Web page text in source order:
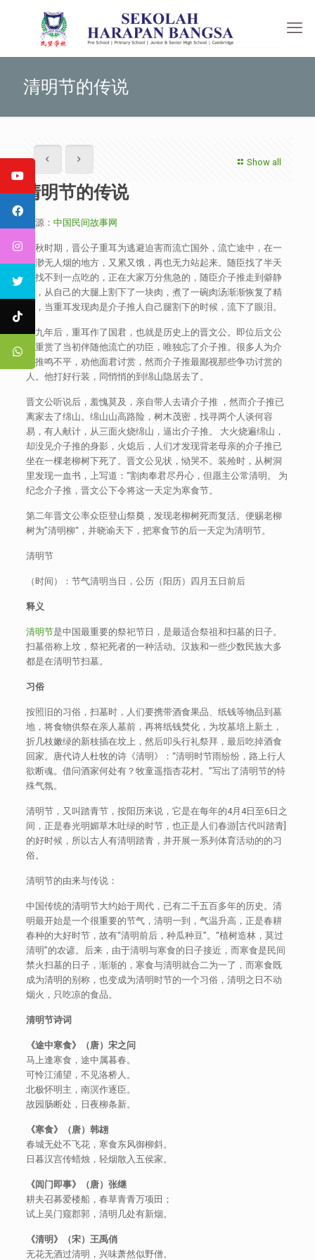
清明节的传说
Show all
清明节的传说
来源： 中国民间故事网
春秋时期，晋公子重耳为逃避迫害而流亡国外，流亡途中，在一
处渺无人烟的地方，又累又饿，再也无力站起来。随臣找了半天
也找不到一点吃的，正在大家万分焦急的，随臣介子推走到僻静
处，从自己的大腿上割下了一块肉，煮了一碗肉汤渐渐恢复了精
神，当重耳发现肉是介子推人自己腿割下的时候，流下了眼泪。
十九年后，重耳作了国君，也就是历史上的晋文公。即位后文公
重重赏了当初伴随他流亡的功臣，唯独忘了介子推。很多人为介
子推鸣不平，劝他面君讨赏，然而介子推最鄙视那些争功讨赏的
人。他打好行装，同悄悄的到绵山隐居去了。
晋文公听说后，羞愧莫及，亲自带人去请介子推 ，然而介子推已
离家去了绵山。绵山山高路险，树木茂密，找寻两个人谈何容
易，有人献计，从三面火烧绵山，逼出介子推。 大火烧遍绵山，
却没见介子推的身影，火熄后，人们才发现背老母亲的介子推已
坐在一棵老柳树下死了。晋文公见状，恸哭不。装殓时，从树洞
里发现一血书，上写道：“割肉奉君尽丹心，但愿主公常清明。 为
纪念介子推，晋文公下令将这一天定为寒食节。
第二年晋文公率众臣登山祭奠，发现老柳树死而复活。便赐老柳
树为”清明柳“，并晓谕天下，把寒食节的后一天定为清明节。
清明节
（时间）：节气清明当日，公历（阳历）四月五日前后
释义
清明节是中国最重要的祭祀节日，是最适合祭祖和扫墓的日子。
扫墓俗称上坟，祭祀死者的一种活动。汉族和一些少数民族大多
都是在清明节扫墓。
习俗
按照旧的习俗，扫墓时，人们要携带酒食果品、纸钱等物品到墓
地，将食物供祭在亲人墓前，再将纸钱焚化，为坟墓培上新土，
折几枝嫩绿的新枝插在坟上，然后叩头行礼祭拜，最后吃掉酒食
回家。唐代诗人杜牧的诗《清明》：“清明时节雨纷纷，路上行人
欲断魂。借问酒家何处有？牧童遥指杏花村。”写出了清明节的特
殊气氛。
清明节，又叫踏青节，按阳历来说，它是在每年的4月4日至6日之
间，正是春光明媚草木吐绿的时节，也正是人们春游[古代叫踏青]
的好时候，所以古人有清明踏青，并开展一系列体育活动的的习
俗。
清明节的由来与传说：
中国传统的清明节大约始于周代，已有二千五百多年的历史。清
明最开始是一个很重要的节气，清明一到，气温升高，正是春耕
春种的大好时节，故有“清明前后，种瓜种豆”。“植树造林，莫过
清明”的农谚。后来，由于清明与寒食的日子接近，而寒食是民间
禁火扫墓的日子，渐渐的，寒食与清明就合二为一了，而寒食既
成为清明的别称，也变成为清明时节的一个习俗，清明之日不动
烟火，只吃凉的食品。
清明节诗词
《途中寒食》（唐）宋之问
马上逢寒食，途中属暮春。
可怜江浦望，不见洛桥人。
北极怀明主，南溟作逐臣。
故园肠断处，日夜柳条新。
《寒食》（唐）韩翃
春城无处不飞花，寒食东风御柳斜。
日暮汉宫传蜡烛，轻烟散入五侯家。
《闾门即事》（唐）张继
耕夫召募爱楼船，春草青青万项田；
试上吴门窥郡郭，清明几处有新烟。
《清明》（宋）王禹俏
无花无酒过清明，兴味萧然似野僧。